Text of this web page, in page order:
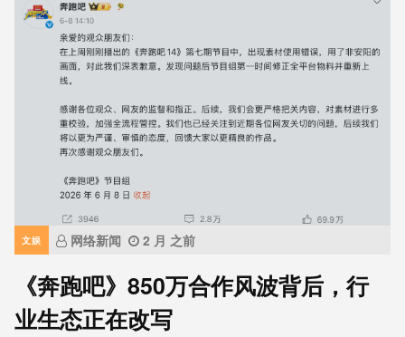
文娱 网络新闻 2 月 之前
《奔跑吧》850万合作风波背后，行
业生态正在改写